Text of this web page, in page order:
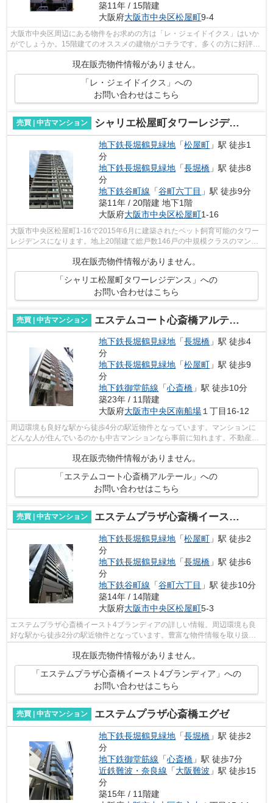
築11年 / 15階建
大阪府大阪市中央区松屋町9-4
大阪市中央区周辺にある物件をお求めの方は「レ・ジェイドイクス」はいか
がでしょうか。15階建てのオススメの建物がコチラです。多くの方に好評
現在販売物件情報がありません。
「レ・ジェイドイクス」への
お問い合わせはこちら
売買 | 中古マンション シャリエ松屋町タワーレジデンス
地下鉄長堀鶴見緑地 「松屋町 」駅 徒歩1
分
地下鉄長堀鶴見緑地 「長堀橋 」駅 徒歩8
分
地下鉄谷町線 「谷町六丁目 」駅 徒歩9分
築11年 / 20階建 地下1階
大阪府大阪市中央区松屋町1-16
大阪市中央区松屋町1-16で2015年6月に建築されたペット飼育可能のタワー
レジデンスになります。地上20階建て総戸数146戸の中規模クラスのマンシ
ョンで松屋町駅まで徒歩1分で雨にもぬれ...
現在販売物件情報がありません。
「シャリエ松屋町タワーレジデンス」への
お問い合わせはこちら
売買 | 中古マンション エステムコート心斎橋アルテール
地下鉄長堀鶴見緑地 「長堀橋 」駅 徒歩4
分
地下鉄長堀鶴見緑地 「松屋町 」駅 徒歩9
分
地下鉄御堂筋線 「心斎橋 」駅 徒歩10分
築23年 / 11階建
大阪府大阪市中央区南船場１丁目16-12
周辺環境も良好な駅から徒歩4分の駅近物件となっています。マンションに
どんな人が住んでいるのかも中古マンションなら事前に知れます。不動産の
現在販売物件情報がありません。
「エステムコート心斎橋アルテール」への
お問い合わせはこちら
売買 | 中古マンション エステムプラザ心斎橋イースト4ブランディア
地下鉄長堀鶴見緑地 「松屋町 」駅 徒歩2
分
地下鉄長堀鶴見緑地 「長堀橋 」駅 徒歩6
分
地下鉄谷町線 「谷町六丁目 」駅 徒歩10分
築14年 / 14階建
大阪府大阪市中央区松屋町5-3
エステムプラザ心斎橋イースト4ブランディアの詳しい情報。周辺環境も良
好な駅から徒歩2分の駅近物件となっています。豊富な物件情報を取り扱う
現在販売物件情報がありません。
「エステムプラザ心斎橋イースト4ブランディア」への
お問い合わせはこちら
売買 | 中古マンション エステムプラザ心斎橋エグゼ
地下鉄長堀鶴見緑地 「長堀橋 」駅 徒歩2
分
地下鉄御堂筋線 「心斎橋 」駅 徒歩7分
近鉄難波・奈良線 「大阪難波 」駅 徒歩15
分
築15年 / 11階建